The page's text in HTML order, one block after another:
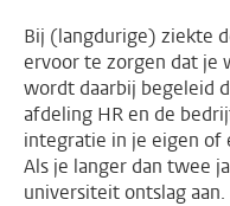
Bij (langdurige) ziekte
ervoor te zorgen dat je
wordt daarbij begeleid
afdeling HR en de
integratie in je eigen of
Als je langer dan twee
universiteit ontslag aan.